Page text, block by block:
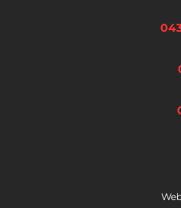
Hierbij accepteer ik dat ik via
nieuwsbrieven ontvang en